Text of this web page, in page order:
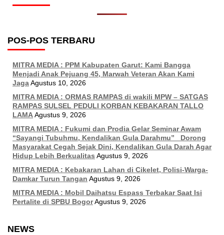
POS-POS TERBARU
MITRA MEDIA : PPM Kabupaten Garut: Kami Bangga
Menjadi Anak Pejuang 45, Marwah Veteran Akan Kami
JagaAgustus 10, 2026
MITRA MEDIA : ORMAS RAMPAS di wakili MPW – SATGAS
RAMPAS SULSEL PEDULI KORBAN KEBAKARAN TALLO
LAMAAgustus 9, 2026
MITRA MEDIA : Fukumi dan Prodia Gelar Seminar Awam
“Sayangi Tubuhmu, Kendalikan Gula Darahmu” Dorong
Masyarakat Cegah Sejak Dini, Kendalikan Gula Darah Agar
Hidup Lebih Berkualitas Agustus 9, 2026
MITRA MEDIA : Kebakaran Lahan di Cikelet, Polisi-Warga-
Damkar Turun Tangan Agustus 9, 2026
MITRA MEDIA : Mobil Daihatsu Espass Terbakar Saat Isi
Pertalite di SPBU BogorAgustus 9, 2026
NEWS